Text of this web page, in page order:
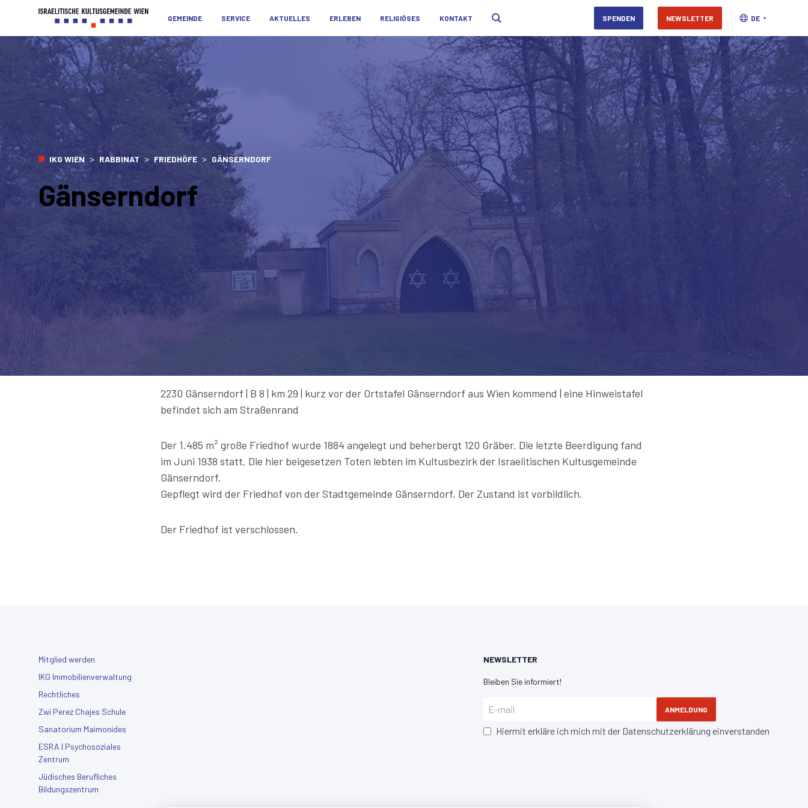
GEMEINDE SERVICE AKTUELLES ERLEBEN RELIGIÖSES KONTAKT SPENDEN NEWSLETTER DE
IKG WIEN > RABBINAT > FRIEDHÖFE > GÄNSERNDORF
Gänserndorf
2230 Gänserndorf | B 8 | km 29 | kurz vor der Ortstafel Gänserndorf aus Wien kommend | eine Hinweistafel
befindet sich am Straßenrand
Der 1.485 m² große Friedhof wurde 1884 angelegt und beherbergt 120 Gräber. Die letzte Beerdigung fand
im Juni 1938 statt. Die hier beigesetzen Toten lebten im Kultusbezirk der Israelitischen Kultusgemeinde
Gänserndorf.
Gepflegt wird der Friedhof von der Stadtgemeinde Gänserndorf. Der Zustand ist vorbildlich.
Der Friedhof ist verschlossen.
Mitglied werden
IKG Immobilienverwaltung
Rechtliches
Zwi Perez Chajes Schule
Sanatorium Maimonides
ESRA | Psychosoziales
Zentrum
Jüdisches Berufliches
Bildungszentrum
NEWSLETTER
Bleiben Sie informiert!
ANMELDUNG
Hiermit erkläre ich mich mit der Datenschutzerklärung einverstanden